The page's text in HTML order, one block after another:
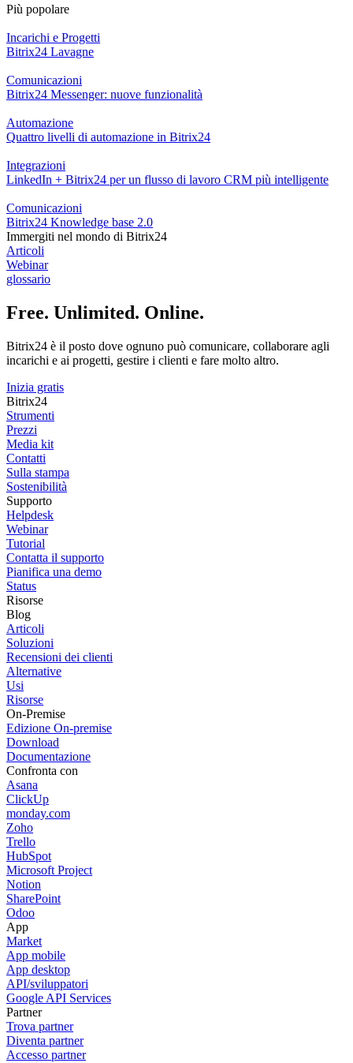
Più popolare
Incarichi e Progetti
Bitrix24 Lavagne
Comunicazioni
Bitrix24 Messenger: nuove funzionalità
Automazione
Quattro livelli di automazione in Bitrix24
Integrazioni
LinkedIn + Bitrix24 per un flusso di lavoro CRM più intelligente
Comunicazioni
Bitrix24 Knowledge base 2.0
Immergiti nel mondo di Bitrix24
Articoli
Webinar
glossario
Free. Unlimited. Online.
Bitrix24 è il posto dove ognuno può comunicare, collaborare agli
incarichi e ai progetti, gestire i clienti e fare molto altro.
Inizia gratis
Bitrix24
Strumenti
Prezzi
Media kit
Contatti
Sulla stampa
Sostenibilità
Supporto
Helpdesk
Webinar
Tutorial
Contatta il supporto
Pianifica una demo
Status
Risorse
Blog
Articoli
Soluzioni
Recensioni dei clienti
Alternative
Usi
Risorse
On-Premise
Edizione On-premise
Download
Documentazione
Confronta con
Asana
ClickUp
monday.com
Zoho
Trello
HubSpot
Microsoft Project
Notion
SharePoint
Odoo
App
Market
App mobile
App desktop
API/sviluppatori
Google API Services
Partner
Trova partner
Diventa partner
Accesso partner